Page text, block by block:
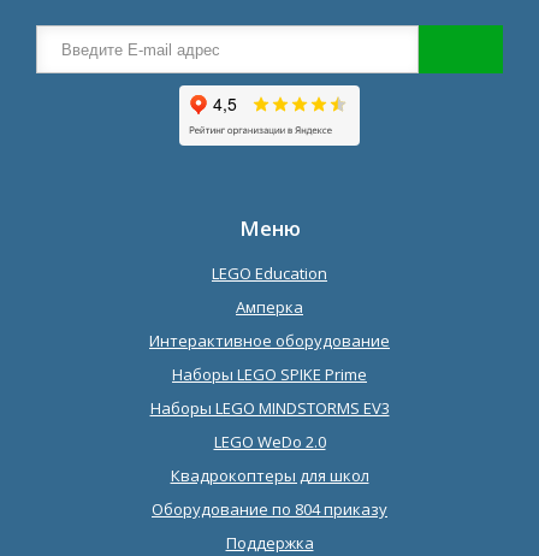
Меню
LEGO Education
Амперка
Интерактивное оборудование
Наборы LEGO SPIKE Prime
Наборы LEGO MINDSTORMS EV3
LEGO WeDo 2.0
Квадрокоптеры для школ
Оборудование по 804 приказу
Поддержка